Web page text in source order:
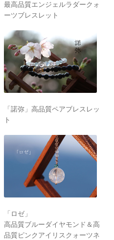
最高品質エンジェルラダークォ
ーツブレスレット
「諾弥」高品質ペアブレスレッ
ト
「ロゼ」
高品質ブルーダイヤモンド＆高
品質ピンクアイリスクォーツネ